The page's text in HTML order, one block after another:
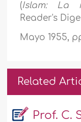
(Islam: La
Reader's
Mayo 1955,
Related
Prof. C.